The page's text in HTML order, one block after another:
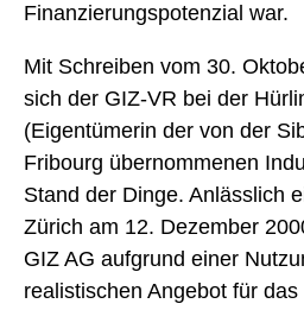
Finanzierungspotenzial war.
Mit Schreiben vom 30.
sich der GIZ-VR bei der
(Eigentümerin der von der
Fribourg übernommenen
Stand der Dinge. Anlässlich
Zürich am 12. Dezember
GIZ AG aufgrund einer
realistischen Angebot für